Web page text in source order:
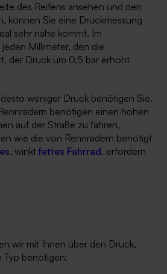
des Reifens ansehen und den
können Sie eine Druckmessung
sehr nahe kommt. Im
Millimeter, den die
der Druck um 0,5 bar erhöht
weniger Druck benötigen Sie.
benötigen einen hohen
auf der Straße zu fahren,
wie die von Rennrädern benötigt
, winktfettes Fahrrad, erfordern
wir mit Ihnen über den Druck,
Typ benötigen: